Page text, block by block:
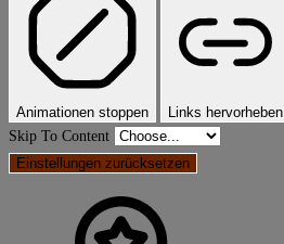
Animationen stoppen
Links hervorheben
Skip To Content
Einstellungen zurücksetzen